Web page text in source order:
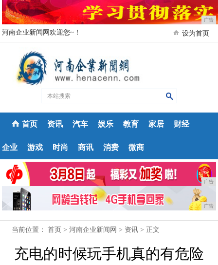
广告
河南企业新闻网欢迎您~！ 设为首页
首页 资讯 汽车 娱乐 教育 家居 财经
企业 游戏 时尚 商讯 消费 微商
广告
广告
当前位置：首页 >河南企业新闻网 > 资讯 > 正文
充电的时候玩手机真的有危险